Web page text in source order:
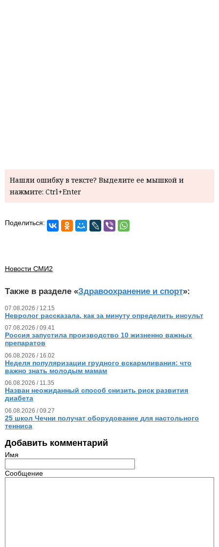
Нашли ошибку в тексте? Выделите ее мышкой и
нажмите: Ctrl+Enter
Поделиться:
Новости СМИ2
Также в разделе «Здравоохранение и спорт»:
07.08.2026 / 12.15
Невролог рассказала, как за минуту определить инсульт
07.08.2026 / 09.41
Россия запустила производство 10 жизненно важных
препаратов
06.08.2026 / 16.02
Неделя популяризации грудного вскармливания: что
важно знать молодым мамам
06.08.2026 / 11.35
Назван неожиданный способ снизить риск развития
диабета
06.08.2026 / 09.27
25 школ Чечни получат оборудование для настольного
тенниса
Добавить комментарий
Имя
Сообщение